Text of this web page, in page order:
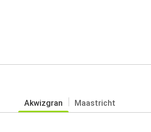
Akwizgran Maastricht